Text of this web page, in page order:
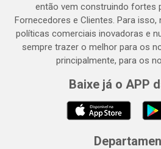
então vem construindo fortes
Fornecedores e Clientes. Para
políticas comerciais inovadoras e
sempre trazer o melhor para os
principalmente, para os
Baixe já o APP